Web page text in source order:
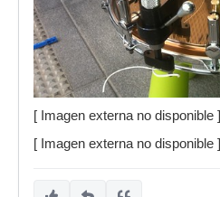
[ Imagen externa no disponible ]
[ Imagen externa no disponible ]